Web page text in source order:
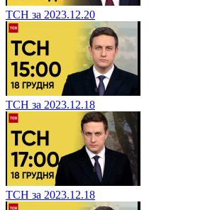
ТСН за 2023.12.20
ТСН за 2023.12.18
ТСН за 2023.12.18